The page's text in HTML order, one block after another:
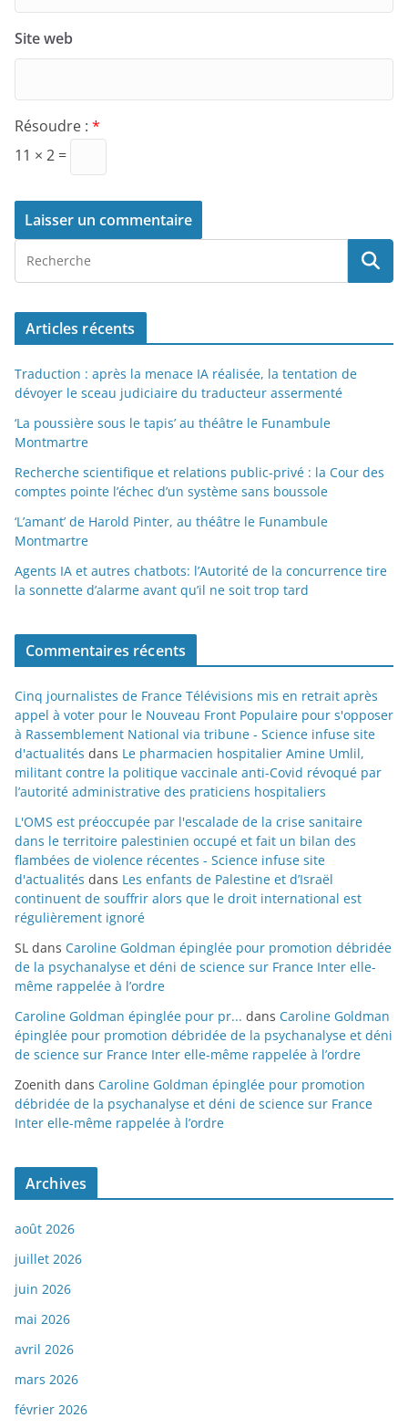
Site web
Résoudre : *
11 × 2 =
Articles récents
Traduction : après la menace IA réalisée, la tentation de
dévoyer le sceau judiciaire du traducteur assermenté
‘La poussière sous le tapis’ au théâtre le Funambule
Montmartre
Recherche scientifique et relations public-privé : la Cour des
comptes pointe l’échec d’un système sans boussole
‘L’amant’ de Harold Pinter, au théâtre le Funambule
Montmartre
Agents IA et autres chatbots: l’Autorité de la concurrence tire
la sonnette d’alarme avant qu’il ne soit trop tard
Commentaires récents
Cinq journalistes de France Télévisions mis en retrait après
appel à voter pour le Nouveau Front Populaire pour s'opposer
à Rassemblement National via tribune - Science infuse site
d'actualités dans Le pharmacien hospitalier Amine Umlil,
militant contre la politique vaccinale anti-Covid révoqué par
l’autorité administrative des praticiens hospitaliers
L'OMS est préoccupée par l'escalade de la crise sanitaire
dans le territoire palestinien occupé et fait un bilan des
flambées de violence récentes - Science infuse site
d'actualités dans Les enfants de Palestine et d’Israël
continuent de souffrir alors que le droit international est
régulièrement ignoré
SL dans Caroline Goldman épinglée pour promotion débridée
de la psychanalyse et déni de science sur France Inter elle-
même rappelée à l’ordre
Caroline Goldman épinglée pour pr... dans Caroline Goldman
épinglée pour promotion débridée de la psychanalyse et déni
de science sur France Inter elle-même rappelée à l’ordre
Zoenith dans Caroline Goldman épinglée pour promotion
débridée de la psychanalyse et déni de science sur France
Inter elle-même rappelée à l’ordre
Archives
août 2026
juillet 2026
juin 2026
mai 2026
avril 2026
mars 2026
février 2026